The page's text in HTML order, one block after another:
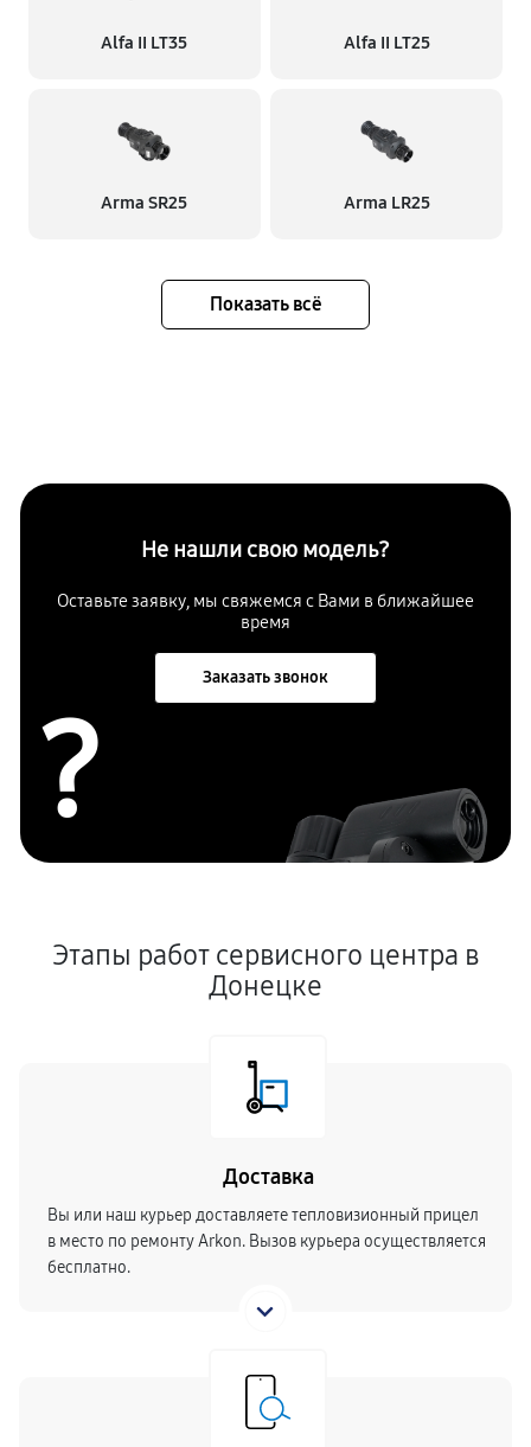
Alfa II LT35 Alfa II LT25
Arma SR25 Arma LR25
Показать всё
Не нашли свою модель?
Оставьте заявку, мы свяжемся с Вами в ближайшее
время
Заказать звонок
?
Этапы работ сервисного центра в
Донецке
Доставка
Вы или наш курьер доставляете тепловизионный прицел
в место по ремонту Arkon. Вызов курьера осуществляется
бесплатно.